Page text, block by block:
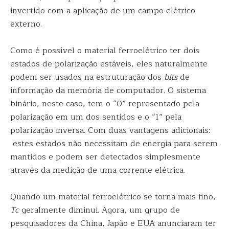
invertido com a aplicação de um campo elétrico
externo.
Como é possível o material ferroelétrico ter dois
estados de polarização estáveis, eles naturalmente
podem ser usados na estruturação dos bitsde
informação da memória de computador. O sistema
binário, neste caso, tem o “0” representado pela
polarização em um dos sentidos e o “1” pela
polarização inversa. Com duas vantagens adicionais:
estes estados não necessitam de energia para serem
mantidos e podem ser detectados simplesmente
através da medição de uma corrente elétrica.
Quando um material ferroelétrico se torna mais fino,
Tcgeralmente diminui. Agora, um grupo de
pesquisadores da China, Japão e EUA anunciaram ter